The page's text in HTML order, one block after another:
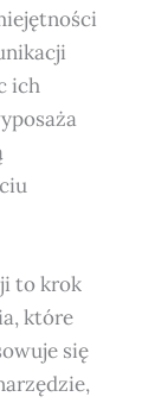
ich
to krok
które
się